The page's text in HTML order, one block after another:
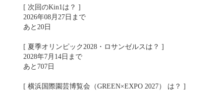
[ 次回のKin1は？ ]
2026年08月27日まで
あと20日
[ 夏季オリンピック2028・ロサンゼルスは？ ]
2028年7月14日まで
あと707日
[ 横浜国際園芸博覧会（GREEN×EXPO 2027） は？ ]